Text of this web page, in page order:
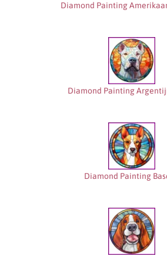
Diamond Painting
Diamond Painting
Diamond Painting